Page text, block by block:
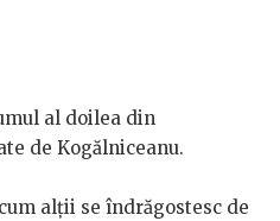
al doilea din
de Kogălniceanu.
alții se îndrăgostesc de